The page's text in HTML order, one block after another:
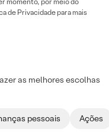
de Privacidade para mais
as melhores escolhas
pessoais Ações